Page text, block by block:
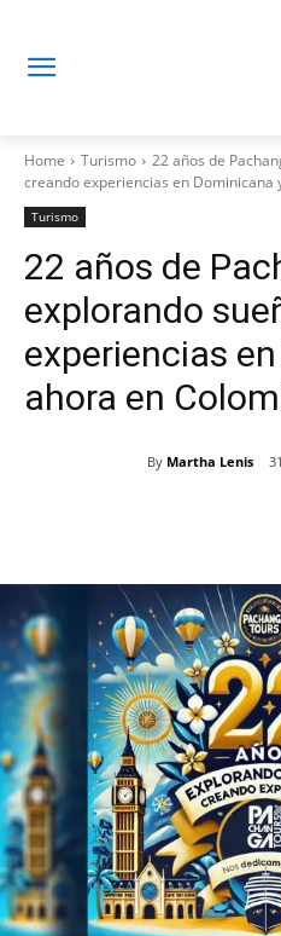
Home Turismo
22 años de
creando experiencias en Dominicana
Turismo
22 años de
explorando
experiencias
ahora en
By Martha Lenis